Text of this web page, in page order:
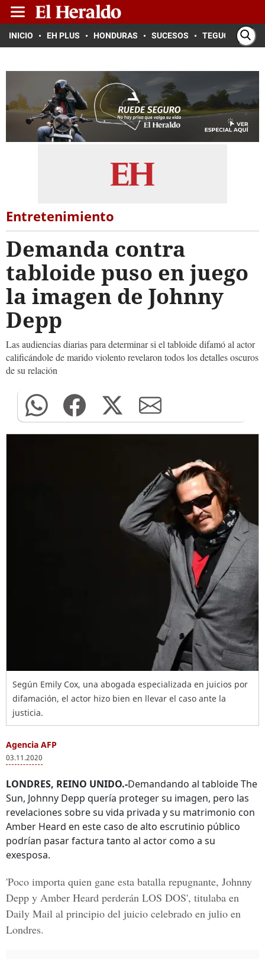
INICIO EH PLUS HONDURAS SUCESOS TEGUCIGALPA
Entretenimiento
Demanda contra
tabloide puso en juego
la imagen de Johnny
Depp
Las audiencias diarias para determinar si el tabloide difamó al actor
calificándole de marido violento revelaron todos los detalles oscuros
de su relación
Según Emily Cox, una abogada especializada en juicios por
difamación, el actor hizo bien en llevar el caso ante la
justicia.
Agencia AFP
03.11.2020
LONDRES, REINO UNIDO.-Demandando al tabloide The
Sun, Johnny Depp quería proteger su imagen, pero las
revelaciones sobre su vida privada y su matrimonio con
Amber Heard en este caso de alto escrutinio público
podrían pasar factura tanto al actor como a su
exesposa.
'Poco importa quien gane esta batalla repugnante, Johnny
Depp y Amber Heard perderán LOS DOS', titulaba en
Daily Mail al principio del juicio celebrado en julio en
Londres.